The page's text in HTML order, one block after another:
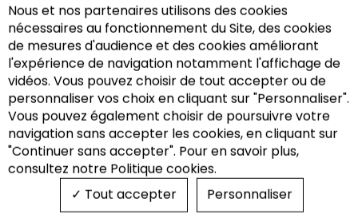
Recherche
Nous et nos partenaires utilisons des cookies
nécessaires au fonctionnement du Site, des cookies
de mesures d'audience et des cookies améliorant
l'expérience de navigation notamment l'affichage de
vidéos. Vous pouvez choisir de tout accepter ou de
personnaliser vos choix en cliquant sur "Personnaliser".
Vous pouvez également choisir de poursuivre votre
navigation sans accepter les cookies, en cliquant sur
"Continuer sans accepter". Pour en savoir plus,
consultez notre Politique cookies.
Tout accepter
Personnaliser